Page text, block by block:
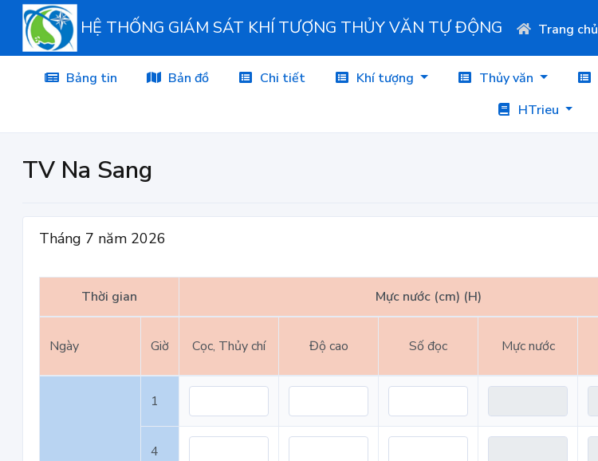
HỆ THỐNG GIÁM SÁT KHÍ TƯỢNG THỦY VĂN TỰ ĐỘNG Trang chủ
Bảng tin Bản đồ Chi tiết Khí tượng Thủy văn
HTrieu
TV Na Sang
Tháng 7 năm 2026
Thời gian Mực nước (cm) (H)
Ngày Giờ Cọc, Thủy chí Độ cao Số đọc Mực nước
1
4